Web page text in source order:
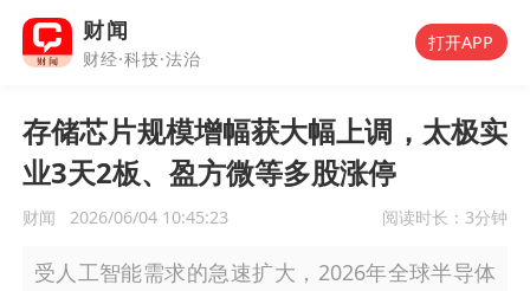
财闻
财经·科技·法治
打开APP
存储芯片规模增幅获大幅上调，太极实
业3天2板、盈方微等多股涨停
财闻 2026/06/04 10:45:23 阅读时长： 3分钟
受人工智能需求的急速扩大，2026年全球半导体